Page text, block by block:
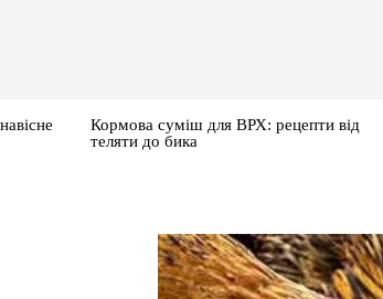
Кормова суміш для ВРХ: рецепти від
теляти до бика